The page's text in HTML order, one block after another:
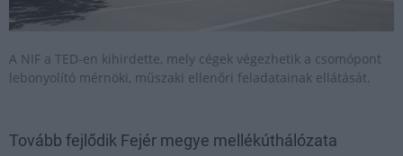
A NIF a TED-en kihirdette, mely cégek végezhetik a csomópont
lebonyolító mérnöki, műszaki ellenőri feladatainak ellátását.
Tovább fejlődik Fejér megye mellékúthálózata